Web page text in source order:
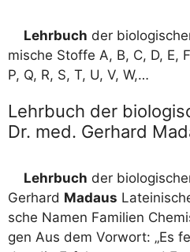
Lehr­buch der
mi­sche Stof­fe A, B, C, D, E,
P, Q, R, S, T, U, V, W,…
Lehrbuch der
Dr. med. Gerhard
Lehr­buch der
Ger­hard Mad­aus
sche Namen Fami­li­en
gen Aus dem Vor­wort: „Es